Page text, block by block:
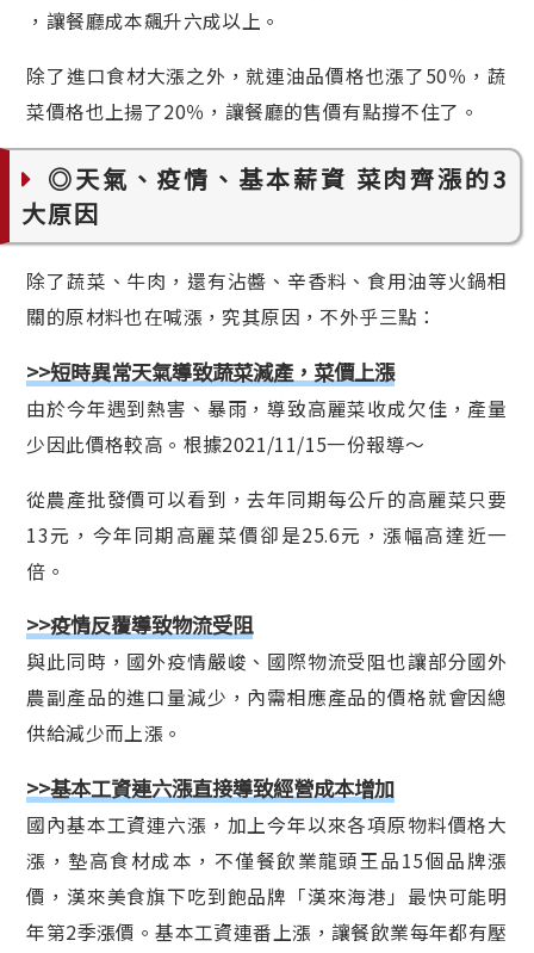
，讓餐廳成本飆升六成以上。
除了進口食材大漲之外，就連油品價格也漲了50％，蔬
菜價格也上揚了20％，讓餐廳的售價有點撐不住了。
◎天氣、疫情、基本薪資 菜肉齊漲的3
大原因
除了蔬菜、牛肉，還有沾醬、辛香料、食用油等火鍋相
關的原材料也在喊漲，究其原因，不外乎三點：
>>短時異常天氣導致蔬菜減產，菜價上漲
由於今年遇到熱害、暴雨，導致高麗菜收成欠佳，產量
少因此價格較高。根據2021/11/15一份報導～
從農產批發價可以看到，去年同期每公斤的高麗菜只要
13元，今年同期高麗菜價卻是25.6元，漲幅高達近一
倍。
>>疫情反覆導致物流受阻
與此同時，國外疫情嚴峻、國際物流受阻也讓部分國外
農副產品的進口量減少，內需相應產品的價格就會因總
供給減少而上漲。
>>基本工資連六漲直接導致經營成本增加
國內基本工資連六漲，加上今年以來各項原物料價格大
漲，墊高食材成本，不僅餐飲業龍頭王品15個品牌漲
價，漢來美食旗下吃到飽品牌「漢來海港」最快可能明
年第2季漲價。基本工資連番上漲，讓餐飲業每年都有壓